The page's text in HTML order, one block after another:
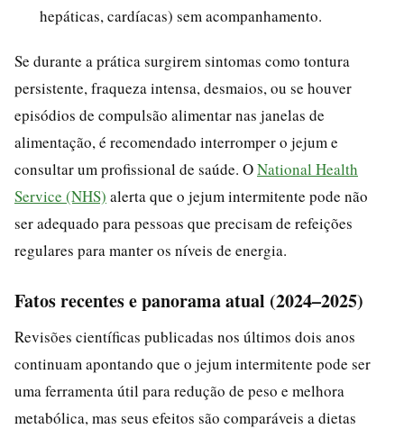
hepáticas, cardíacas) sem acompanhamento.
Se durante a prática surgirem sintomas como tontura
persistente, fraqueza intensa, desmaios, ou se houver
episódios de compulsão alimentar nas janelas de
alimentação, é recomendado interromper o jejum e
consultar um profissional de saúde. ONational Health
Service (NHS) alerta que o jejum intermitente pode não
ser adequado para pessoas que precisam de refeições
regulares para manter os níveis de energia.
Fatos recentes e panorama atual (2024–2025)
Revisões científicas publicadas nos últimos dois anos
continuam apontando que o jejum intermitente pode ser
uma ferramenta útil para redução de peso e melhora
metabólica, mas seus efeitos são comparáveis a dietas